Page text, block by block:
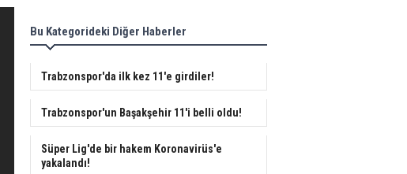
Bu Kategorideki Diğer Haberler
Trabzonspor'da ilk kez 11'e girdiler!
Trabzonspor'un Başakşehir 11'i belli oldu!
Süper Lig'de bir hakem Koronavirüs'e
yakalandı!